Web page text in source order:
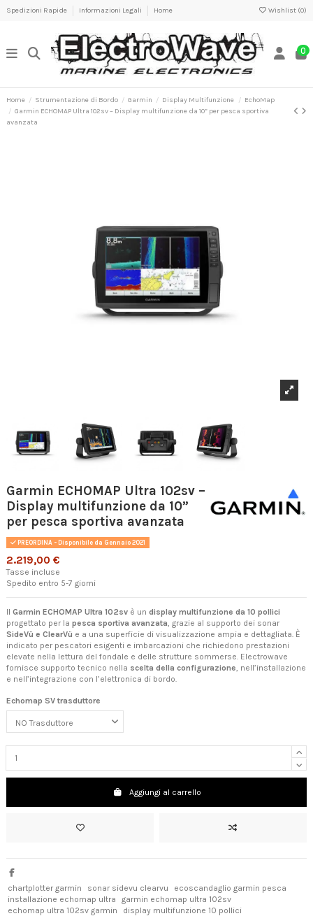
Spedizioni Rapide Informazioni Legali Home Wishlist (0)
0
Home Strumentazione di Bordo Garmin Display Multifunzione
EchoMap
Garmin ECHOMAP Ultra 102sv – Display multifunzione da 10” per pesca sportiva
avanzata
Garmin ECHOMAP Ultra 102sv –
Display multifunzione da 10”
per pesca sportiva avanzata
PREORDINA - Disponibile da Gennaio 2021
2.219,00 €
Tasse incluse
Spedito entro 5-7 giorni
Il Garmin ECHOMAP Ultra 102sv è un display multifunzione da 10 pollici
progettato per la pesca sportiva avanzata, grazie al supporto dei sonar
SideVü e ClearVü e a una superficie di visualizzazione ampia e dettagliata. È
indicato per pescatori esigenti e imbarcazioni che richiedono prestazioni
elevate nella lettura del fondale e delle strutture sommerse. Electrowave
fornisce supporto tecnico nella scelta della configurazione, nell’installazione
e nell’integrazione con l’elettronica di bordo.
Echomap SV trasduttore
Aggiungi al carrello
chartplotter garmin sonar sidevu clearvu
ecoscandaglio garmin pesca
installazione echomap ultra
garmin echomap ultra 102sv
echomap ultra 102sv garmin
display multifunzione 10 pollici